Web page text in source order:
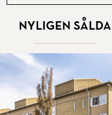
Nyligen sålda